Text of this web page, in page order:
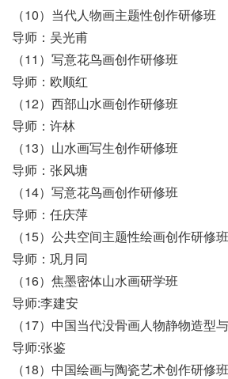
（10）当代人物画主题性创作研修班
导师：吴光甫
（11）写意花鸟画创作研修班
导师：欧顺红
（12）西部山水画创作研修班
导师：许林
（13）山水画写生创作研修班
导师：张风塘
（14）写意花鸟画创作研修班
导师：任庆萍
（15）公共空间主题性绘画创作研修班
导师：巩月同
（16）焦墨密体山水画研学班
导师:李建安
（17）中国当代没骨画人物静物造型
导师:张鉴
（18）中国绘画与陶瓷艺术创作研修班